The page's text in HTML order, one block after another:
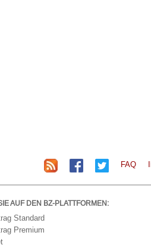
FAQ
AUF DEN BZ-PLATTFORMEN:
Standard
Premium